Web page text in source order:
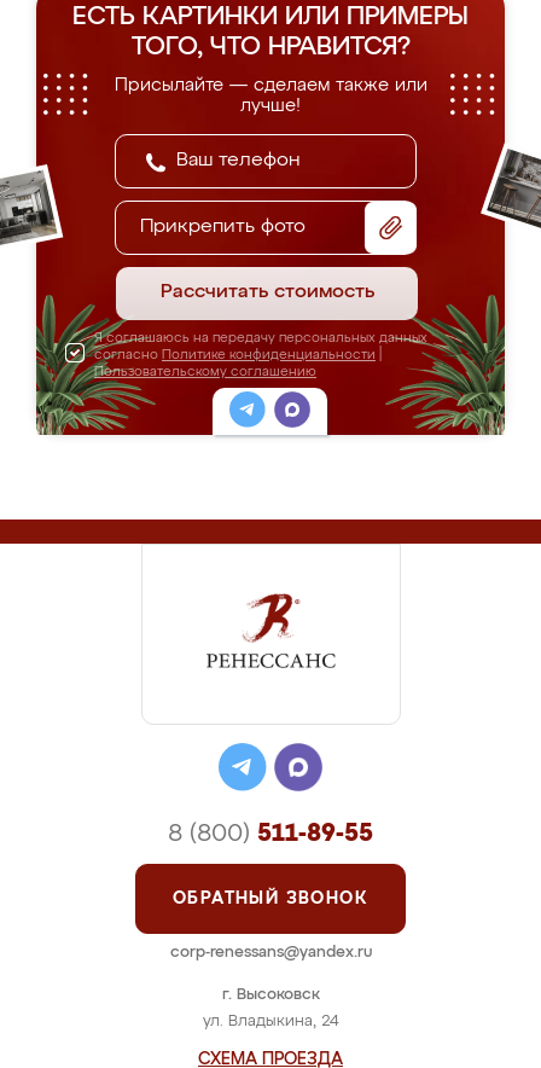
ЕСТЬ КАРТИНКИ ИЛИ ПРИМЕРЫ
ТОГО, ЧТО НРАВИТСЯ?
Присылайте — сделаем также или
лучше!
Прикрепить фото
Рассчитать стоимость
Я соглашаюсь на передачу персональных данных
согласно Политике конфиденциальности
Пользовательскому соглашению
г. Высоковск
ул. Владыкина, 24
СХЕМА ПРОЕЗДА
8 (800) 511-89-55
ОБРАТНЫЙ ЗВОНОК
corp-renessans@yandex.ru